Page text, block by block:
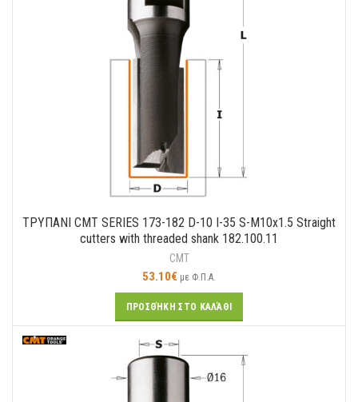
ΤΡΥΠΑΝΙ CMT SERIES 173-182 D-10 I-35 S-M10x1.5 Straight
cutters with threaded shank 182.100.11
CMT
53.10€ με Φ.Π.Α.
ΠΡΟΣΘΉΚΗ ΣΤΟ ΚΑΛΆΘΙ